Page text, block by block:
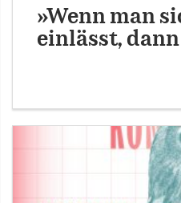
»Wenn man
einlässt,